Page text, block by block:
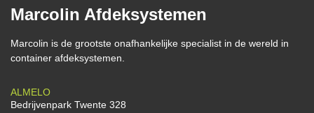
Marcolin Afdeksystemen
Marcolin is de grootste onafhankelijke specialist in de wereld in
container afdeksystemen.
ALMELO
Bedrijvenpark Twente 328